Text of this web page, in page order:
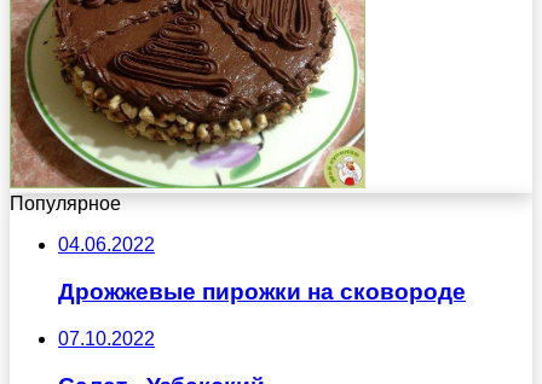
Популярное
04.06.2022
Дрожжевые пирожки на сковороде
07.10.2022